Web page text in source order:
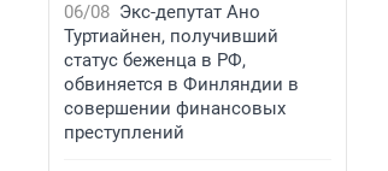
06/08 Экс-депутат Ано
Туртиайнен, получивший
статус беженца в РФ,
обвиняется в Финляндии в
совершении финансовых
преступлений